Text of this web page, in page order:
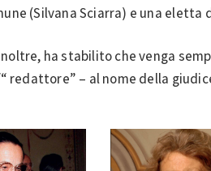
(Silvana Sciarra) e una eletta
ha stabilito che venga
redattore” – al nome della